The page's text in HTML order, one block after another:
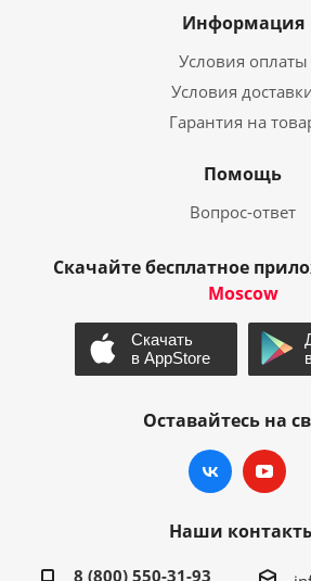
Информация
Условия оплаты
Условия
Гарантия на
Помощь
Вопрос-ответ
Скачайте бесплатное
Moscow
Оставайтесь на
Наши
8 (800) 550-31-93